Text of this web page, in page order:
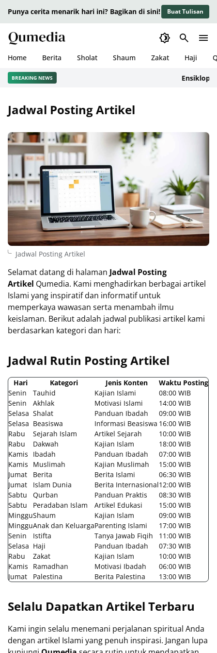
Punya cerita menarik hari ini? Bagikan di sini! Buat Tulisan
Home Berita Sholat Shaum Zakat Haji
BREAKING NEWS
Jadwal Posting Artikel
Jadwal Posting Artikel
Selamat datang di halaman Jadwal Posting
Artikel Qumedia. Kami menghadirkan berbagai artikel
Islami yang inspiratif dan informatif untuk
memperkaya wawasan serta menambah ilmu
keislaman. Berikut adalah jadwal publikasi artikel kami
berdasarkan kategori dan hari:
Jadwal Rutin Posting Artikel
Hari Kategori Jenis Konten
Waktu Posting
Senin
Tauhid Kajian Islami
08:00 WIB
Senin
Akhlak Motivasi Islami
14:00 WIB
Selasa Shalat Panduan Ibadah
09:00 WIB
Selasa Beasiswa Informasi Beasiswa 16:00 WIB
Rabu
Sejarah Islam Artikel Sejarah
10:00 WIB
Rabu
Dakwah Kajian Islam
18:00 WIB
Kamis
Ibadah Panduan Ibadah
07:00 WIB
Kamis
Muslimah Kajian Muslimah
15:00 WIB
Jumat
Berita Berita Islami
06:30 WIB
Jumat
Islam Dunia Berita Internasional12:00 WIB
Sabtu
Qurban Panduan Praktis
08:30 WIB
Sabtu
Peradaban Islam Artikel Edukasi
15:00 WIB
MingguShaum Kajian Islam
09:00 WIB
MingguAnak dan KeluargaParenting Islami
17:00 WIB
Senin
Istifta Tanya Jawab Fiqih
11:00 WIB
Selasa Haji Panduan Ibadah
07:30 WIB
Rabu
Zakat Kajian Islam
10:00 WIB
Kamis
Ramadhan Motivasi Ibadah
06:00 WIB
Jumat
Palestina Berita Palestina 13:00 WIB
Selalu Dapatkan Artikel Terbaru
Kami ingin selalu menemani perjalanan spiritual Anda
dengan artikel Islami yang penuh inspirasi. Jangan lupa